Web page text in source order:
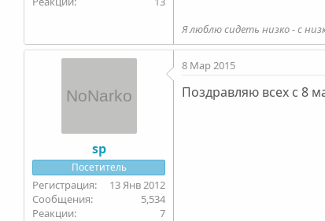
Я люблю сидеть низко - с
sp
Посетитель
13 Янв 2012
5,534
7
8 Мар 2015
Поздравляю всех с 8